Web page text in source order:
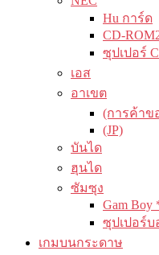
Hu การ์ด
CD-
ซุปเปอร์
เอส
อาเขต
(การค้าข
(JP)
บันได
ฮุนได
ซัมซุง
Gam Boy
ซุปเปอร์บ
เกมบนกระดาษ